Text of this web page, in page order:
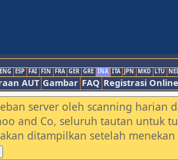
ENG ESP FAI FIN FRA GER GRE INA ITA JPN MKD LTU
AUT Gambar FAQ Registrasi Online
server oleh scanning harian
and Co, seluruh tautan untuk
ditampilkan setelah